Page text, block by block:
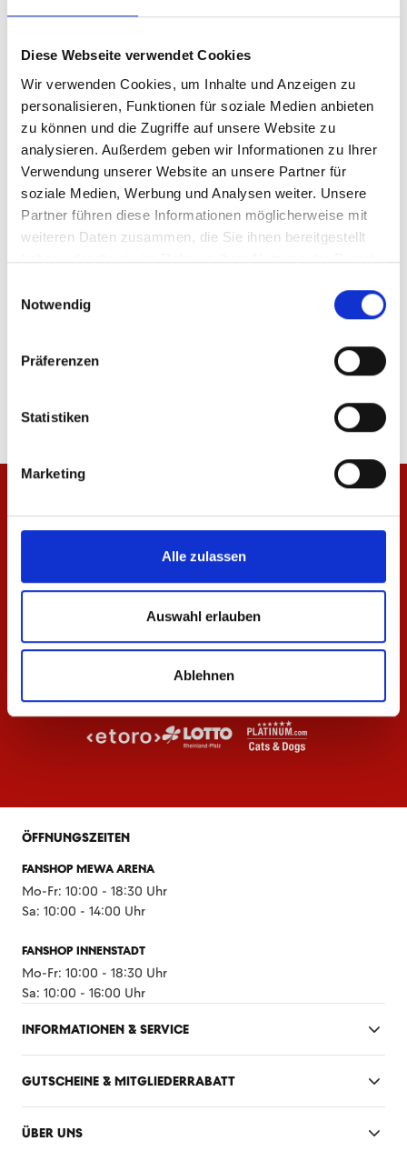
Diese Webseite verwendet Cookies
Wir verwenden Cookies, um Inhalte und Anzeigen zu
personalisieren, Funktionen für soziale Medien anbieten
zu können und die Zugriffe auf unsere Website zu
analysieren. Außerdem geben wir Informationen zu Ihrer
Verwendung unserer Website an unsere Partner für
soziale Medien, Werbung und Analysen weiter. Unsere
Partner führen diese Informationen möglicherweise mit
weiteren Daten zusammen, die Sie ihnen bereitgestellt
haben oder die sie im Rahmen Ihrer Nutzung der Dienste
Notwendig
Präferenzen
Statistiken
Marketing
Alle zulassen
Auswahl erlauben
Ablehnen
Produktdetails
ÄHNLICHE PRODUKTE
LED Lampe Logo
ÖFFNUNGSZEITEN
FANSHOP MEWA ARENA
Mo-Fr: 10:00 - 18:30 Uhr
Sa: 10:00 - 14:00 Uhr
FANSHOP INNENSTADT
Mo-Fr: 10:00 - 18:30 Uhr
Sa: 10:00 - 16:00 Uhr
INFORMATIONEN & SERVICE
GUTSCHEINE & MITGLIEDERRABATT
ÜBER UNS